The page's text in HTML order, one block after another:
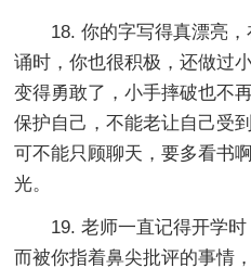
18. 你的字写得真漂亮
诵时，你也很积极，还做过
变得勇敢了，小手摔破也不
保护自己，不能老让自己受
可不能只顾聊天，要多看书
光。
19. 老师一直记得开学
而被你指着鼻尖批评的事情